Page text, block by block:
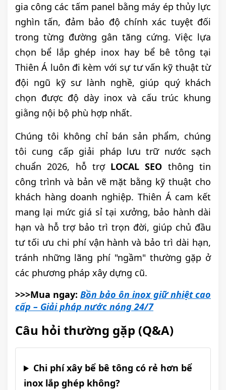
gia công các tấm panel bằng máy ép thủy lực
nghìn tấn, đảm bảo độ chính xác tuyệt đối
trong từng đường gân tăng cứng. Việc lựa
chọn bể lắp ghép inox hay bể bê tông tại
Thiên Á luôn đi kèm với sự tư vấn kỹ thuật từ
đội ngũ kỹ sư lành nghề, giúp quý khách
chọn được độ dày inox và cấu trúc khung
giằng nội bộ phù hợp nhất.
Chúng tôi không chỉ bán sản phẩm, chúng
tôi cung cấp giải pháp lưu trữ nước sạch
chuẩn 2026, hỗ trợ LOCAL SEO thông tin
công trình và bản vẽ mặt bằng kỹ thuật cho
khách hàng doanh nghiệp. Thiên Á cam kết
mang lại mức giá sỉ tại xưởng, bảo hành dài
hạn và hỗ trợ bảo trì trọn đời, giúp chủ đầu
tư tối ưu chi phí vận hành và bảo trì dài hạn,
tránh những lãng phí "ngầm" thường gặp ở
các phương pháp xây dựng cũ.
>>>Mua ngay: Bồn bảo ôn inox giữ nhiệt cao
cấp – Giải pháp nước nóng 24/7
Câu hỏi thường gặp (Q&A)
Chi phí xây bể bê tông có rẻ hơn bể
inox lắp ghép không?